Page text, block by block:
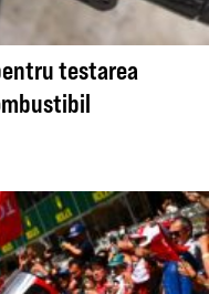
testarea